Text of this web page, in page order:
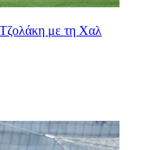
με τη Χαλ